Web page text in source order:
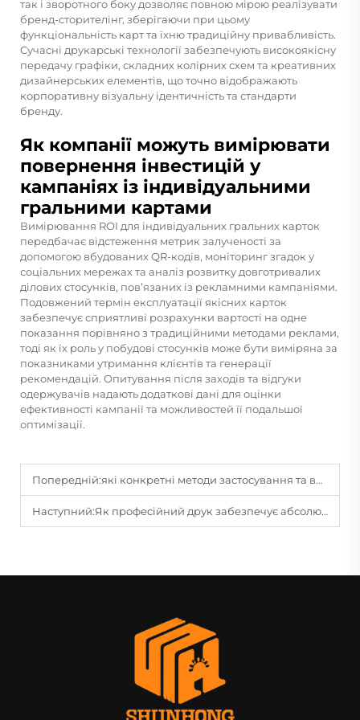
так і зворотного боку дозволяє повною мірою реалізувати
бренд-сторителінг, зберігаючи при цьому
функціональність карт та їхню традиційну привабливість.
Сучасні друкарські технології забезпечують високоякісну
передачу графіки, складних колірних схем та креативних
дизайнерських елементів, що точно відображають
корпоративну візуальну ідентичність та стандарти
бренду.
Як компанії можуть вимірювати
повернення інвестицій у
кампаніях із індивідуальними
гральними картами
Вимірювання ROI для індивідуальних гральних карток
передбачає відстеження метрик залученості за
допомогою вбудованих QR-кодів, моніторинг згадок у
соціальних мережах та аналіз розвитку довготривалих
ділових стосунків, пов’язаних із рекламними кампаніями.
Подовжений термін експлуатації якісних карток
забезпечує сприятливі розрахунки вартості на одне
показання порівняно з традиційними методами реклами,
тоді як їх роль у побудові стосунків може бути виміряна за
показниками утримання клієнтів та генерації
рекомендацій. Опитування після заходів та відгуки
одержувачів надають додаткові дані для оцінки
ефективності кампанії та можливостей її подальшої
оптимізації.
Попередній:які конкретні методи застосування та випадки використання когнітивних карт у ранній освітній інтервенції або спеціальній освіті?
Наступний:Як професійний друк забезпечує абсолютну узгодженість кольору та розміру в межах одного набору гральних карт?